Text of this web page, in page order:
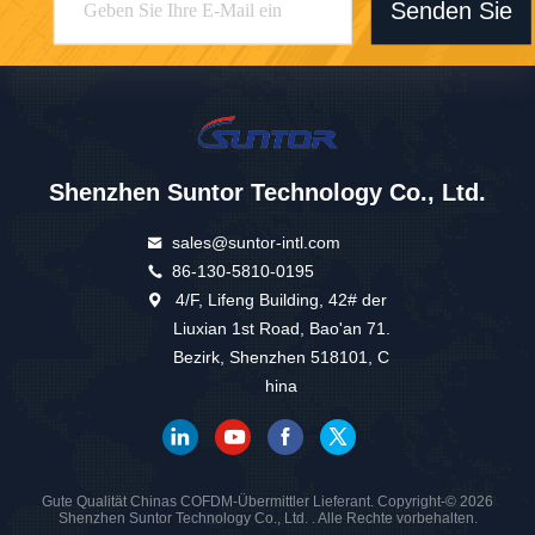
Senden Sie
Shenzhen Suntor Technology Co., Ltd.
sales@suntor-intl.com
86-130-5810-0195
4/F, Lifeng Building, 42# der
Liuxian 1st Road, Bao'an 71.
Bezirk, Shenzhen 518101, C
hina
Gute Qualität Chinas COFDM-Übermittler Lieferant. Copyright-© 2026
Shenzhen Suntor Technology Co., Ltd. . Alle Rechte vorbehalten.